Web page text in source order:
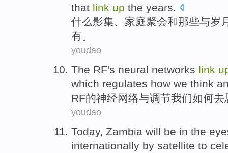
that link up the years.
什么影集、 家庭聚会和那些与岁
有。
youdao
The RF's neural networks link
which regulates how we think
RF的神经网络与调节我们如何去
youdao
Today, Zambia will be in the
internationally by satellite to